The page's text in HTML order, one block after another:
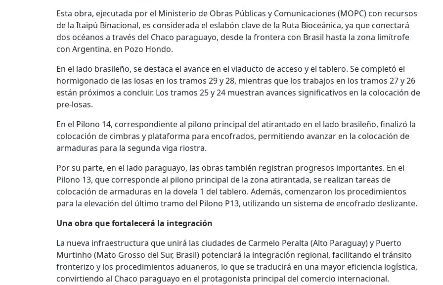
Esta obra, ejecutada por el Ministerio de Obras Públicas y Comunicaciones (MOPC) con recursos
de la Itaipú Binacional, es considerada el eslabón clave de la Ruta Bioceánica, ya que conectará
dos océanos a través del Chaco paraguayo, desde la frontera con Brasil hasta la zona limítrofe
con Argentina, en Pozo Hondo.
En el lado brasileño, se destaca el avance en el viaducto de acceso y el tablero. Se completó el
hormigonado de las losas en los tramos 29 y 28, mientras que los trabajos en los tramos 27 y 26
están próximos a concluir. Los tramos 25 y 24 muestran avances significativos en la colocación de
pre-losas.
En el Pilono 14, correspondiente al pilono principal del atirantado en el lado brasileño, finalizó la
colocación de cimbras y plataforma para encofrados, permitiendo avanzar en la colocación de
armaduras para la segunda viga riostra.
Por su parte, en el lado paraguayo, las obras también registran progresos importantes. En el
Pilono 13, que corresponde al pilono principal de la zona atirantada, se realizan tareas de
colocación de armaduras en la dovela 1 del tablero. Además, comenzaron los procedimientos
para la elevación del último tramo del Pilono P13, utilizando un sistema de encofrado deslizante.
Una obra que fortalecerá la integración
La nueva infraestructura que unirá las ciudades de Carmelo Peralta (Alto Paraguay) y Puerto
Murtinho (Mato Grosso del Sur, Brasil) potenciará la integración regional, facilitando el tránsito
fronterizo y los procedimientos aduaneros, lo que se traducirá en una mayor eficiencia logística,
convirtiendo al Chaco paraguayo en el protagonista principal del comercio internacional.